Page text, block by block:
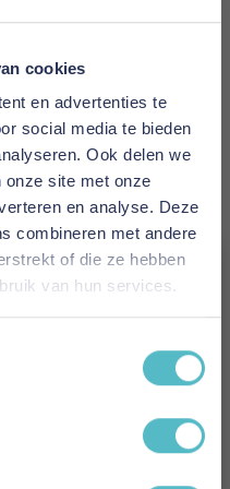
cookies
en advertenties te
social media te bieden
Ook delen we
onze site met onze
en analyse. Deze
combineren met andere
of die ze hebben
van hun services.